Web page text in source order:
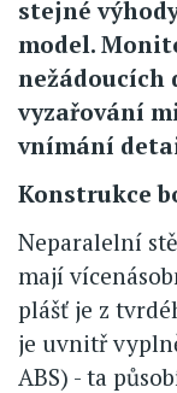
stejné
model.
vyzařování
vnímání
Konstrukce
Neparalelní
mají
plášť je z
je uvnitř
ABS) - ta